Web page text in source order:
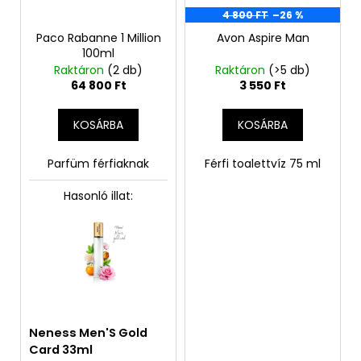
Paco Rabanne 1 Million
100ml
Raktáron (2 db)
64 800 Ft
KOSÁRBA
Parfüm férfiaknak
Hasonló illat:
Neness Men'S Gold
Card 33ml
4 800 FT –26 %
Avon Aspire Man
Raktáron (>5 db)
3 550 Ft
KOSÁRBA
Férfi toalettvíz 75 ml